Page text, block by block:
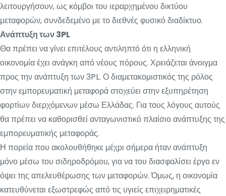
λειτουργήσουν, ως κόμβοι του ιεραρχημένου δικτύου
μεταφορών, συνδεδεμένο με το διεθνές φυσικό διαδίκτυο.
Ανάπτυξη των 3PL
Θα πρέπει να γίνει επιτέλους αντιληπτό ότι η ελληνική
οικονομία έχει ανάγκη από νέους πόρους. Χρειάζεται άνοιγμα
προς την ανάπτυξη των 3PL. Ο διαμετακομιστικός της ρόλος
στην εμπορευματική μεταφορά στοχεύει στην εξυπηρέτηση
φορτίων διερχόμενων μέσω Ελλάδας. Για τους λόγους αυτούς
θα πρέπει να καθορισθεί ανταγωνιστικό πλαίσιο ανάπτυξης της
εμπορευματικής μεταφοράς.
Η πορεία που ακολουθήθηκε μέχρι σήμερα ήταν ανάπτυξη
μόνο μέσω του σιδηροδρόμου, για να του διασφαλίσει έργο εν
όψει της απελευθέρωσης των μεταφορών. Όμως, η οικονομία
κατευθύνεται εξωστρεφώς από τις υγιείς επιχειρηματικές